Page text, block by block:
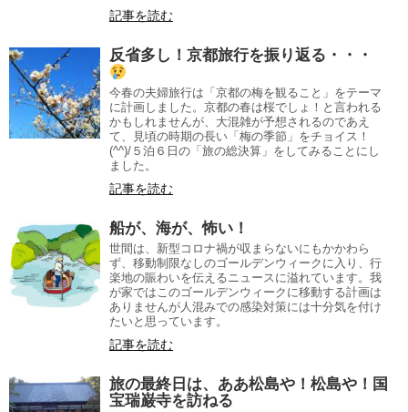
記事を読む
反省多し！京都旅行を振り返る・・・
今春の夫婦旅行は「京都の梅を観ること」をテーマ
に計画しました。京都の春は桜でしょ！と言われる
かもしれませんが、大混雑が予想されるのであえ
て、見頃の時期の長い「梅の季節」をチョイス！
(^^)/５泊６日の「旅の総決算」をしてみることにし
ました。
記事を読む
船が、海が、怖い！
世間は、新型コロナ禍が収まらないにもかかわら
ず、移動制限なしのゴールデンウィークに入り、行
楽地の賑わいを伝えるニュースに溢れています。我
が家ではこのゴールデンウィークに移動する計画は
ありませんが人混みでの感染対策には十分気を付け
たいと思っています。
記事を読む
旅の最終日は、ああ松島や！松島や！国
宝瑞巌寺を訪ねる